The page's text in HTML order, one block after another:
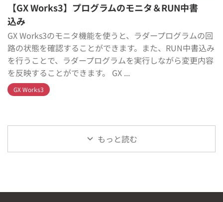
【GX Works3】プログラムのモニタ＆RUN中書
込み
GX Works3のモニタ機能を使うと、ラダープログラムの回
路の状態を確認することができます。また、RUN中書込み
を行うことで、ラダープログラムを実行しながら変更内容
を反映することができます。 GX ...
GX Works3
もっと読む